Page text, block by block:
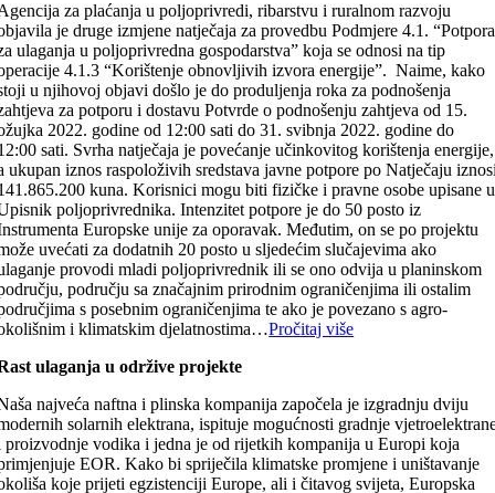
za plaćanja u poljoprivredi, ribarstvu i ruralnom razvoju
je druge izmjene natječaja za provedbu Podmjere 4.1. “Potpora
ulaganja u poljoprivredna gospodarstva” koja se odnosi na tip
4.1.3 “Korištenje obnovljivih izvora energije”. Naime, kako
u njihovoj objavi došlo je do produljenja roka za podnošenja
za potporu i dostavu Potvrde o podnošenju zahtjeva od 15.
2022. godine od 12:00 sati do 31. svibnja 2022. godine do
sati. Svrha natječaja je povećanje učinkovitog korištenja energije,
ukupan iznos raspoloživih sredstava javne potpore po Natječaju
kuna. Korisnici mogu biti fizičke i pravne osobe upisane u
poljoprivrednika. Intenzitet potpore je do 50 posto iz
Europske unije za oporavak. Međutim, on se po projektu
uvećati za dodatnih 20 posto u sljedećim slučajevima ako
provodi mladi poljoprivrednik ili se ono odvija u planinskom
području sa značajnim prirodnim ograničenjima ili ostalim
s posebnim ograničenjima te ako je povezano s agro-
i klimatskim djelatnostima…Pročitaj više
ulaganja u održive projekte
najveća naftna i plinska kompanija započela je izgradnju dviju
solarnih elektrana, ispituje mogućnosti gradnje
proizvodnje vodika i jedna je od rijetkih kompanija u Europi koja
EOR. Kako bi spriječila klimatske promjene i uništavanje
koje prijeti egzistenciji Europe, ali i čitavog svijeta, Europska